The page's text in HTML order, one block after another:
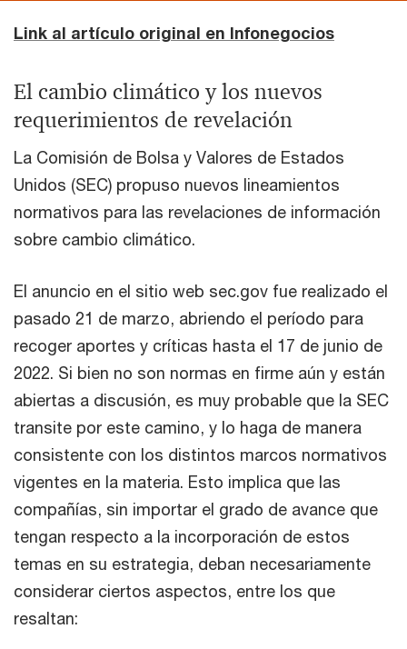
Link al artículo original en Infonegocios
El cambio climático y los nuevos
requerimientos de revelación
La Comisión de Bolsa y Valores de Estados
Unidos (SEC) propuso nuevos lineamientos
normativos para las revelaciones de información
sobre cambio climático.
El anuncio en el sitio web sec.gov fue realizado el
pasado 21 de marzo, abriendo el período para
recoger aportes y críticas hasta el 17 de junio de
2022. Si bien no son normas en firme aún y están
abiertas a discusión, es muy probable que la SEC
transite por este camino, y lo haga de manera
consistente con los distintos marcos normativos
vigentes en la materia. Esto implica que las
compañías, sin importar el grado de avance que
tengan respecto a la incorporación de estos
temas en su estrategia, deban necesariamente
considerar ciertos aspectos, entre los que
resaltan: